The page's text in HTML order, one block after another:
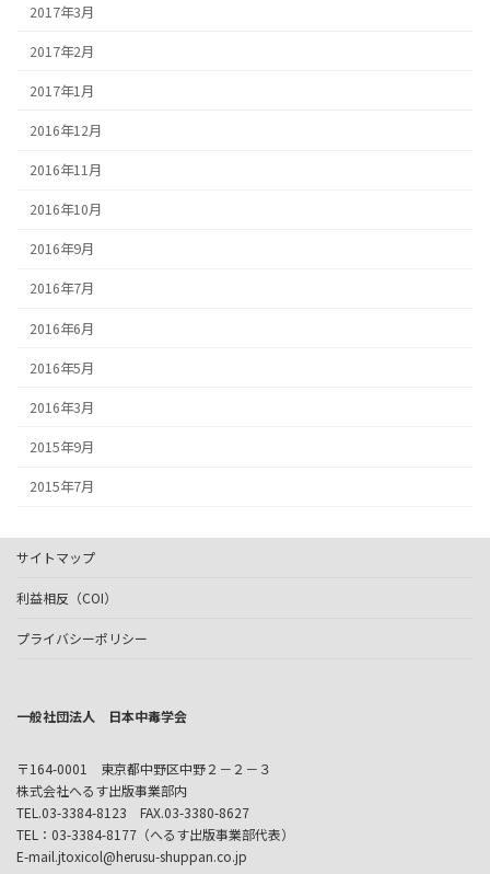
2017年3月
2017年2月
2017年1月
2016年12月
2016年11月
2016年10月
2016年9月
2016年7月
2016年6月
2016年5月
2016年3月
2015年9月
2015年7月
サイトマップ
利益相反（COI）
プライバシーポリシー
一般社団法人 日本中毒学会
〒164-0001 東京都中野区中野２－２－３
株式会社へるす出版事業部内
TEL.03-3384-8123 FAX.03-3380-8627
TEL：03-3384-8177（へるす出版事業部代表）
E-mail.jtoxicol@herusu-shuppan.co.jp